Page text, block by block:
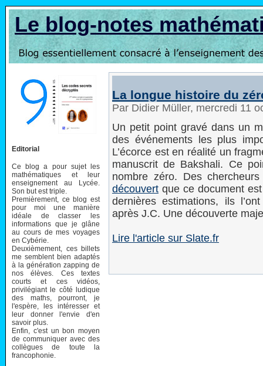
Le blog-notes
Editorial
Ce blog a pour sujet les
mathématiques et leur
enseignement au Lycée.
Son but est triple.
Premièrement, ce blog est
pour moi une manière
idéale de classer les
informations que je glâne
au cours de mes voyages
en Cybérie.
Deuxièmement, ces billets
me semblent bien adaptés
à la génération zapping de
nos élèves. Ces textes
courts et ces vidéos,
privilégiant le côté ludique
des maths, pourront, je
l'espère, les intéresser et
leur donner l'envie d'en
savoir plus.
Enfin, c'est un bon moyen
de communiquer avec des
collègues de toute la
francophonie.
La longue histoire du
Par Didier Müller, mercredi 11
Un petit point gravé dans un
des événements les plus
L’écorce est en réalité un
manuscrit de Bakshali. Ce
nombre zéro. Des
découvert que ce document
dernières estimations, ils
après J.C. Une découverte
Lire l'article sur Slate.fr